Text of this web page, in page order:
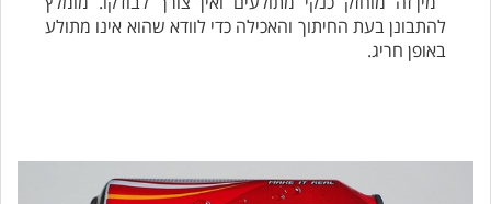
להתבונן בעת החיתוך והאכילה כדי לוודא שהוא אינו מתולע
באופן חריג.